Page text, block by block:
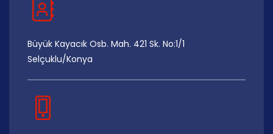
Büyük Kayacık Osb. Mah. 421 Sk. No:1/1
Selçuklu/Konya